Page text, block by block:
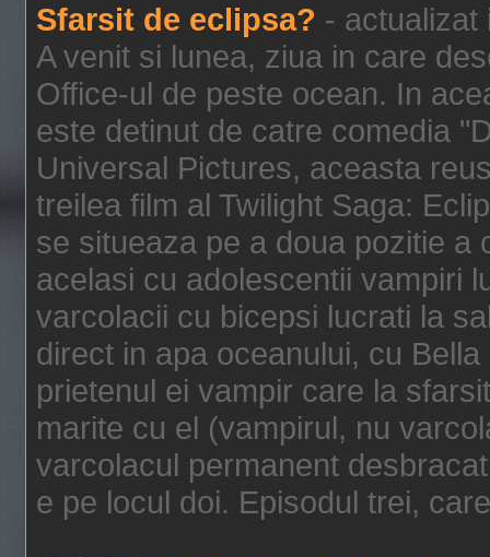
Sfarsit de eclipsa? - actualizat
A venit si lunea, ziua in care
Office-ul de peste ocean. In
este detinut de catre comedia
Universal Pictures, aceasta
treilea film al Twilight Saga:
se situeaza pe a doua pozitie a
acelasi cu adolescentii vampiri
varcolacii cu bicepsi lucrati la
direct in apa oceanului, cu
prietenul ei vampir care la
marite cu el (vampirul, nu
varcolacul permanent
e pe locul doi. Episodul trei,